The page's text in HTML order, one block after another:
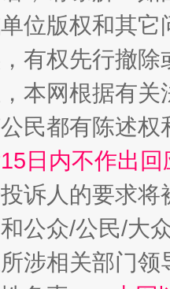
境
位版权和其它
有权先行撤
本网根据有
民都有陈述
日内不作出
诉人的要求将
公众/公民/大
涉相关部门